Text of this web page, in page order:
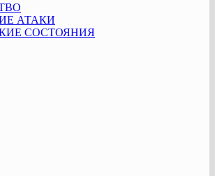
АТАКИ
СОСТОЯНИЯ